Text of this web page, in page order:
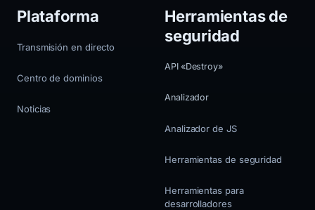
Plataforma
Transmisión en directo
Centro de dominios
Noticias
Herramientas de
seguridad
API «Destroy»
Analizador
Analizador de JS
Herramientas de seguridad
Herramientas para
desarrolladores